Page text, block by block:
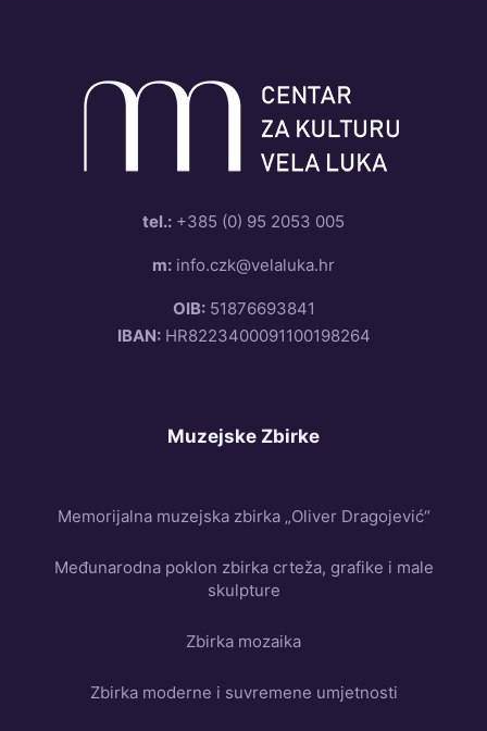
tel.: +385 (0) 95 2053 005
m: info.czk@velaluka.hr
OIB:51876693841
IBAN:HR8223400091100198264
Muzejske Zbirke
Memorijalna muzejska zbirka „Oliver Dragojević“
Međunarodna poklon zbirka crteža, grafike i male
skulpture
Zbirka mozaika
Zbirka moderne i suvremene umjetnosti